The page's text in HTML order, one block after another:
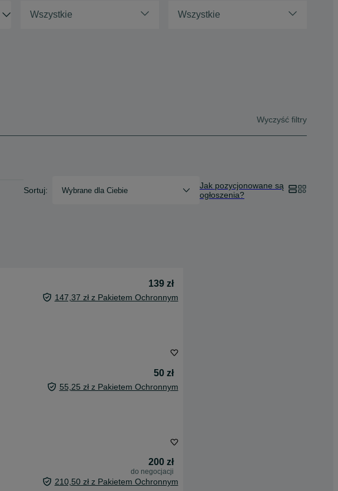
Wszystkie Wszystkie
Wyczyść filtry
Sortuj: Wybrane dla Ciebie
Jak pozycjonowane są
ogłoszenia?
139 zł
147,37 zł z Pakietem Ochronnym
50 zł
55,25 zł z Pakietem Ochronnym
200 zł
do negocjacji
210,50 zł z Pakietem Ochronnym